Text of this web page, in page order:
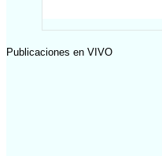
Publicaciones en VIVO